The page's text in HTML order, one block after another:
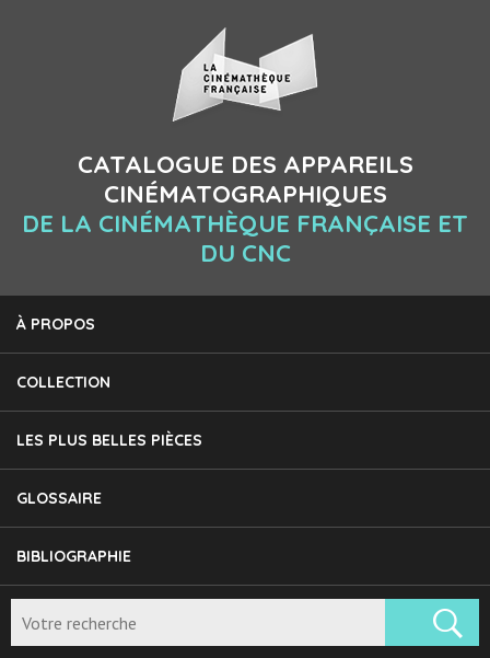
CATALOGUE DES APPAREILS
CINÉMATOGRAPHIQUES
DE LA CINÉMATHÈQUE FRANÇAISE ET
DU CNC
À PROPOS
COLLECTION
LES PLUS BELLES PIÈCES
GLOSSAIRE
BIBLIOGRAPHIE